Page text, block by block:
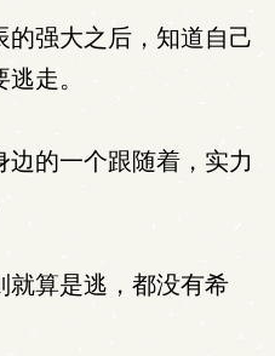
强大之后，知道自己
走。
的一个跟随着，实力
算是逃，都没有希